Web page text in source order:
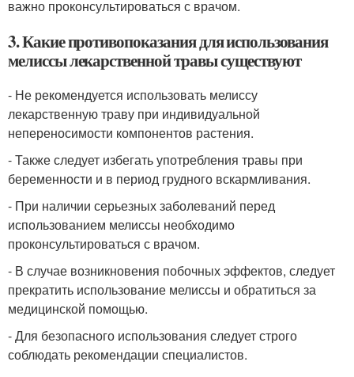
важно проконсультироваться с врачом.
3. Какие противопоказания для использования
мелиссы лекарственной травы существуют
- Не рекомендуется использовать мелиссу
лекарственную траву при индивидуальной
непереносимости компонентов растения.
- Также следует избегать употребления травы при
беременности и в период грудного вскармливания.
- При наличии серьезных заболеваний перед
использованием мелиссы необходимо
проконсультироваться с врачом.
- В случае возникновения побочных эффектов, следует
прекратить использование мелиссы и обратиться за
медицинской помощью.
- Для безопасного использования следует строго
соблюдать рекомендации специалистов.